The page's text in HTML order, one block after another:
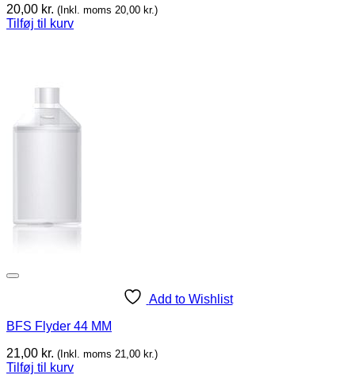
20,00 kr. (Inkl. moms 20,00 kr.)
Tilføj til kurv
Add to Wishlist
BFS Flyder 44 MM
21,00 kr. (Inkl. moms 21,00 kr.)
Tilføj til kurv